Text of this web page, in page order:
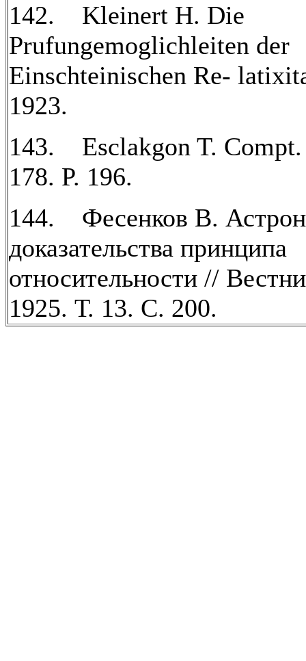
142. Kleinert H. Die
Prufungemoglichleiten der
Einschteinischen Re-
1923.
143. Esclakgon T. Compt.
178. P. 196.
144. Фесенков В.
доказательства принципа
относительности //
1925. Т. 13. С. 200.